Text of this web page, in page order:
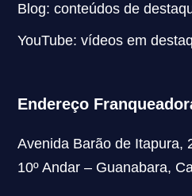
Blog: conteúdos de
YouTube: vídeos em
Endereço
Avenida Barão de Itapura,
10º Andar – Guanabara,